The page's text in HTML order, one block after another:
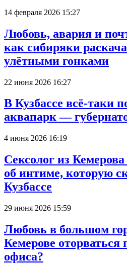
14 февраля 2026 15:27
Любовь, авария и
как сибиряки
улётными гонками
22 июня 2026 16:27
В Кузбассе всё-таки
аквапарк —
4 июня 2026 16:19
Сексолог из
об интиме, которую
Кузбассе
29 июня 2026 15:59
Любовь в большом
Кемерове оторваться
офиса?